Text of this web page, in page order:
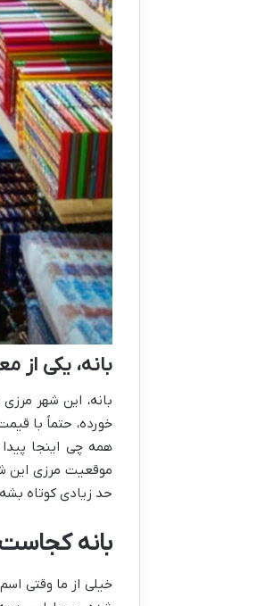
بانه، یکی از
بانه، این شهر
خورده، حتماً با
همه چی اینجا
موقعیت مرزی این
حد زیادی کوتاه
بانه
خیلی از ما وقتی